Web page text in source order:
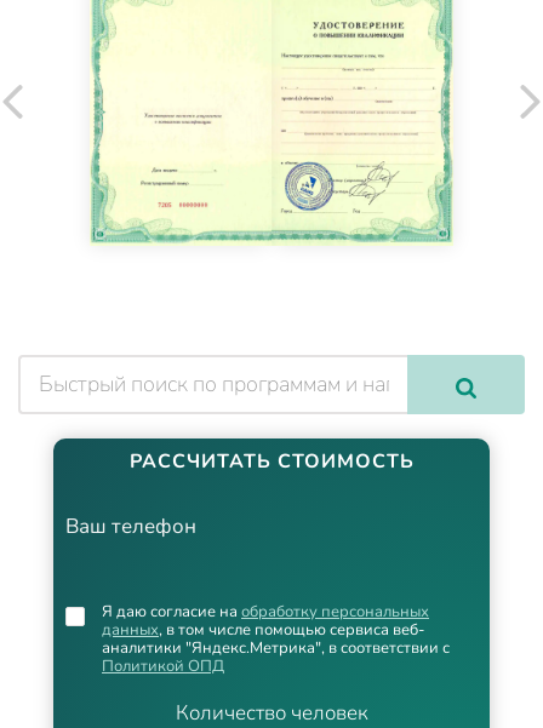
РАССЧИТАТЬ СТОИМОСТЬ
Ваш телефон
Количество человек
Я даю согласие на обработку персональных
данных, в том числе помощью сервиса веб-
аналитики "Яндекс.Метрика", в соответствии с
Политикой ОПД